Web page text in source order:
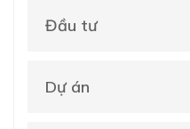
Đầu tư
Dự án